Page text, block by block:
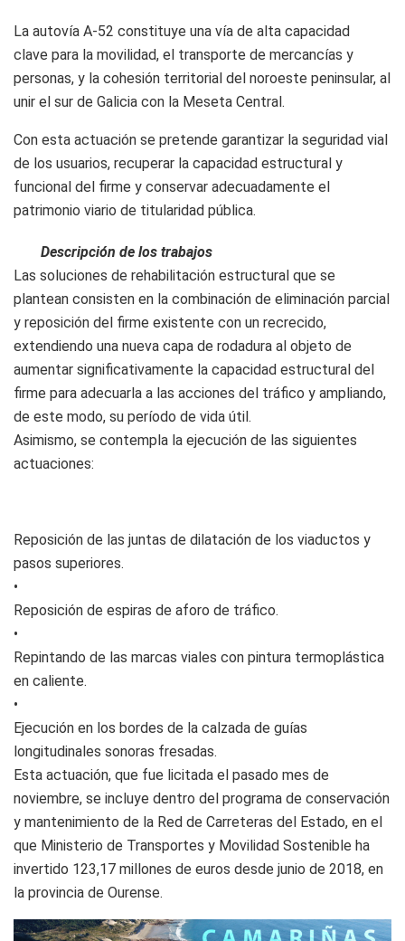
La autovía A-52 constituye una vía de alta capacidad
clave para la movilidad, el transporte de mercancías y
personas, y la cohesión territorial del noroeste peninsular, al
unir el sur de Galicia con la Meseta Central.
Con esta actuación se pretende garantizar la seguridad vial
de los usuarios, recuperar la capacidad estructural y
funcional del firme y conservar adecuadamente el
patrimonio viario de titularidad pública.
Descripción de los trabajos
Las soluciones de rehabilitación estructural que se
plantean consisten en la combinación de eliminación parcial
y reposición del firme existente con un recrecido,
extendiendo una nueva capa de rodadura al objeto de
aumentar significativamente la capacidad estructural del
firme para adecuarla a las acciones del tráfico y ampliando,
de este modo, su período de vida útil.
Asimismo, se contempla la ejecución de las siguientes
actuaciones:
Reposición de las juntas de dilatación de los viaductos y
pasos superiores.
•
Reposición de espiras de aforo de tráfico.
•
Repintando de las marcas viales con pintura termoplástica
en caliente.
•
Ejecución en los bordes de la calzada de guías
longitudinales sonoras fresadas.
Esta actuación, que fue licitada el pasado mes de
noviembre, se incluye dentro del programa de conservación
y mantenimiento de la Red de Carreteras del Estado, en el
que Ministerio de Transportes y Movilidad Sostenible ha
invertido 123,17 millones de euros desde junio de 2018, en
la provincia de Ourense.